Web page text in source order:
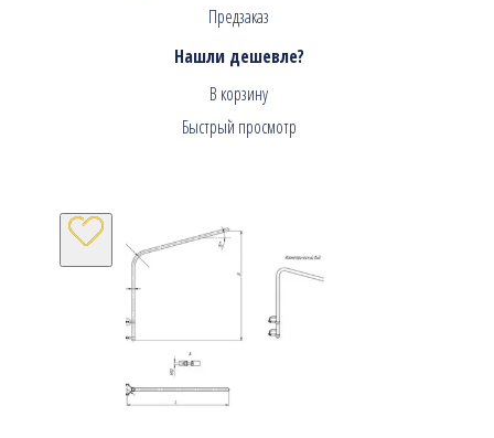
Предзаказ
Нашли дешевле?
В корзину
Быстрый просмотр